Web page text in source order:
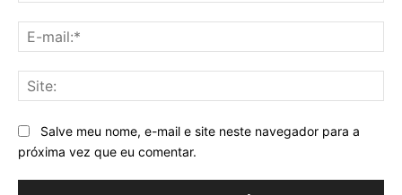
Salve meu nome, e-mail e site neste navegador para a
próxima vez que eu comentar.